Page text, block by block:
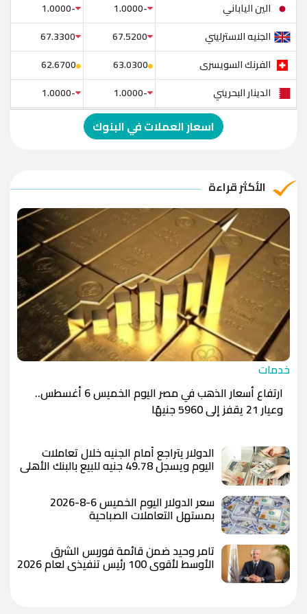
الين الياباني -1.0000
-1.0000
الجنيه الاسترليني
67.5200
67.3300
الفرنك السويسرى
63.0300
62.6700
الدينار البحريني
-1.0000
-1.0000
الدولار الإسترالي
-1.0000
الدينار الأردني
-1.0000
-1.0000
اسعار العملات في البنوك
الأكثر قراءة
خدمات
ارتفاع أسعار الذهب في مصر اليوم الخميس 6 أغسطس..
وعيار 21 يقفز إلى 5960 جنيهًا
الدولار يتراجع أمام الجنيه خلال تعاملات
اليوم ويسجل 49.78 جنيه للبيع بالبنك الأهلي
المصري
سعر الدولار اليوم الخميس 6-8-2026
بمستهل التعاملات الصباحية
تامر وحيد ضمن قائمة فوربس الشرق
الأوسط لأقوى 100 رئيس تنفيذي لعام 2026